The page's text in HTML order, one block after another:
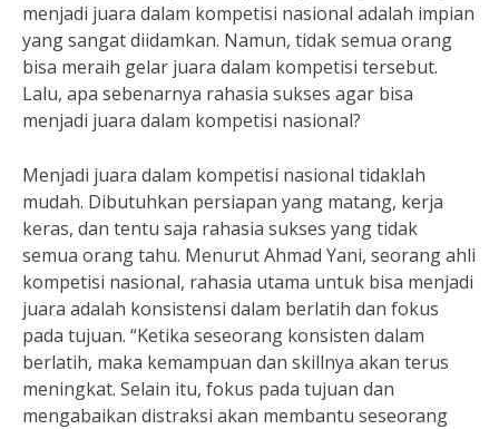
menjadi juara dalam kompetisi nasional adalah impian
yang sangat diidamkan. Namun, tidak semua orang
bisa meraih gelar juara dalam kompetisi tersebut.
Lalu, apa sebenarnya rahasia sukses agar bisa
menjadi juara dalam kompetisi nasional?
Menjadi juara dalam kompetisi nasional tidaklah
mudah. Dibutuhkan persiapan yang matang, kerja
keras, dan tentu saja rahasia sukses yang tidak
semua orang tahu. Menurut Ahmad Yani, seorang ahli
kompetisi nasional, rahasia utama untuk bisa menjadi
juara adalah konsistensi dalam berlatih dan fokus
pada tujuan. “Ketika seseorang konsisten dalam
berlatih, maka kemampuan dan skillnya akan terus
meningkat. Selain itu, fokus pada tujuan dan
mengabaikan distraksi akan membantu seseorang